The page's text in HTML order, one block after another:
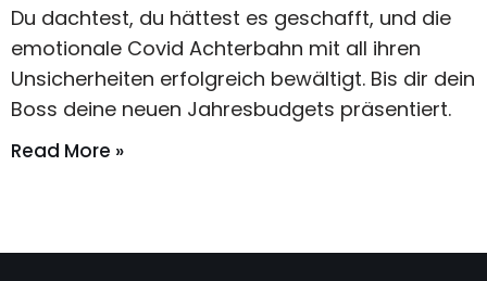
Du dachtest, du hättest es geschafft, und die
emotionale Covid Achterbahn mit all ihren
Unsicherheiten erfolgreich bewältigt. Bis dir dein
Boss deine neuen Jahresbudgets präsentiert.
Read More »